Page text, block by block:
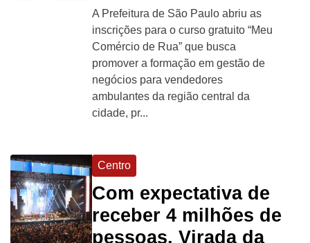
A Prefeitura de São Paulo abriu as
inscrições para o curso gratuito “Meu
Comércio de Rua” que busca
promover a formação em gestão de
negócios para vendedores
ambulantes da região central da
cidade, pr...
Centro
Com expectativa de
receber 4 milhões de
pessoas, Virada da